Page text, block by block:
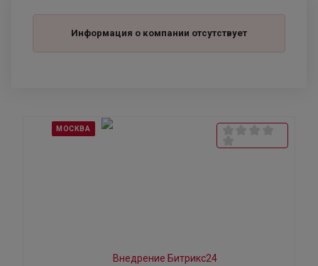
Информация о компании отсутствует
МОСКВА